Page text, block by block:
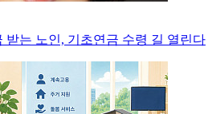
받는 노인, 기초연금 수령 길 열린다